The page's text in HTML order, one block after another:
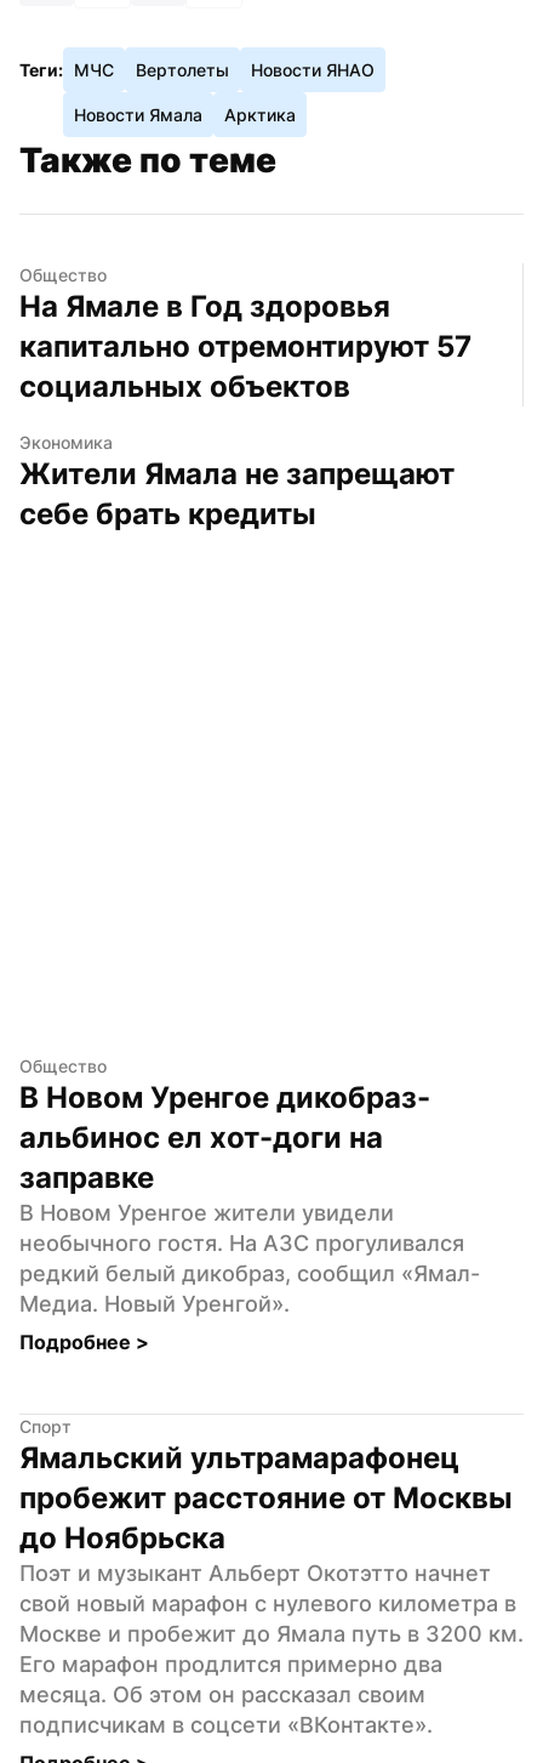
Теги: МЧС Вертолеты Новости ЯНАО
Новости Ямала Арктика
Также по теме
Общество
На Ямале в Год здоровья
капитально отремонтируют 57
социальных объектов
Экономика
Жители Ямала не запрещают
себе брать кредиты
Общество
В Новом Уренгое дикобраз-
альбинос ел хот-доги на
заправке
В Новом Уренгое жители увидели
необычного гостя. На АЗС прогуливался
редкий белый дикобраз, сообщил «Ямал-
Медиа. Новый Уренгой».
Подробнее >
Спорт
Ямальский ультрамарафонец
пробежит расстояние от Москвы
до Ноябрьска
Поэт и музыкант Альберт Окотэтто начнет
свой новый марафон с нулевого километра в
Москве и пробежит до Ямала путь в 3200 км.
Его марафон продлится примерно два
месяца. Об этом он рассказал своим
подписчикам в соцсети «ВКонтакте».